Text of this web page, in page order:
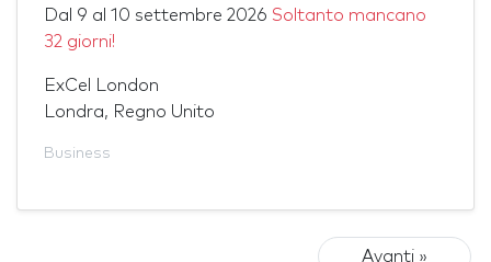
Dal 9 al 10 settembre 2026 Soltanto mancano
32 giorni!
ExCel London
Londra, Regno Unito
Business
Avanti »